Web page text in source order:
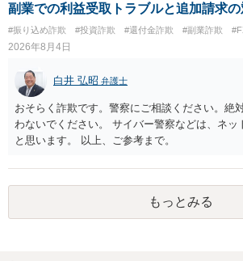
贈与か消費貸借かの争いにおいては、様々な圧
うとするケースも散見されます。 ご自身での
れば、代理人を立てることもご検討ください。
ついてアドバイスをいただけるか。 具体的な
一般的に無料法律相談での対応外になろうか
所にご連絡いただき、対応の可否や費用をご確
副業での利益受取トラブルと追加請求の
#振り込め詐欺 #投資詐欺 #還付金詐欺 #副業詐欺
2026年8月4日
白井 弘昭 弁護士
おそらく詐欺です。警察にご相談ください。絶
わないでください。 サイバー警察などは、ネッ
と思います。 以上、ご参考まで。
もっとみる